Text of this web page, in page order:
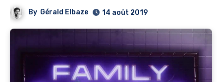
By Gérald Elbaze 14 août 2019